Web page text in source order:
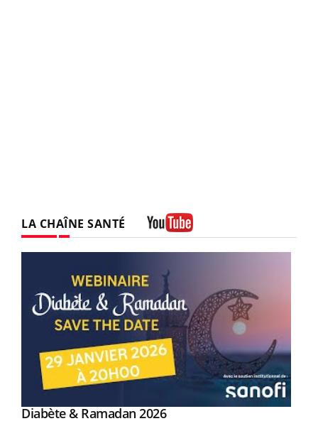
LA CHAÎNE SANTÉ
Youtube
Diabète & Ramadan 2026Youtube
Youtube
Un « jumeau numérique » pour faciliter l’accès